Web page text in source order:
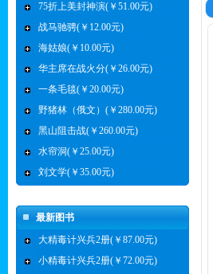
75折上美封神演(￥51.00元)
战马驰骋(￥12.00元)
海姑娘(￥10.00元)
华主席在战火分(￥26.00元)
一条毛毯(￥20.00元)
野猪林（俄文）(￥280.00元)
黑山阻击战(￥260.00元)
水帘洞(￥25.00元)
刘文学(￥35.00元)
最新图书
大精毒计兴兵2册(￥87.00元)
小精毒计兴兵2册(￥72.00元)